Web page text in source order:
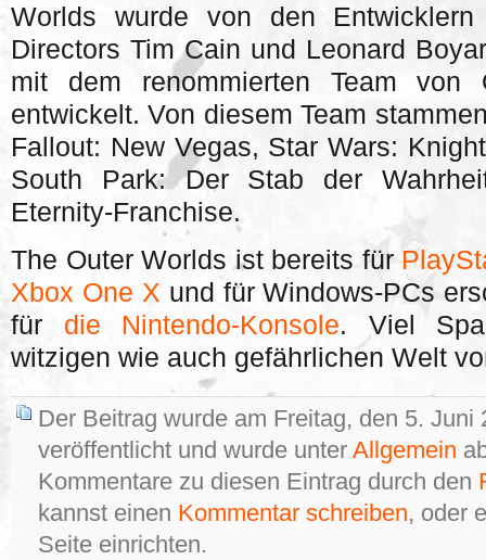
Worlds wurde von den
Directors Tim Cain und Leonard
mit dem renommierten Team von
entwickelt. Von diesem Team
Fallout: New Vegas, Star Wars:
South Park: Der Stab der
Eternity-Franchise.
The Outer Worlds ist bereits für
Xbox One X und für Windows-PCs
für die Nintendo-Konsole. Viel
witzigen wie auch gefährlichen Welt
Der Beitrag wurde am Freitag, den 5. Juni
veröffentlicht und wurde unter Allgemein
Kommentare zu diesen Eintrag durch den
kannst einen Kommentar schreiben, oder
Seite einrichten.